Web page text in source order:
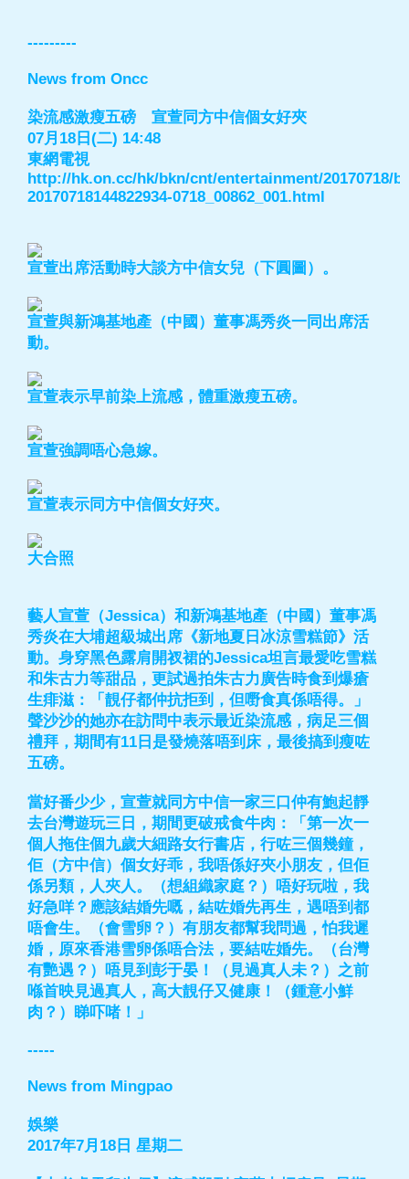
---------
News from Oncc
染流感激瘦五磅 宣萱同方中信個女好夾
07月18日(二) 14:48
東網電視
http://hk.on.cc/hk/bkn/cnt/entertainment/20170718/
20170718144822934-0718_00862_001.html
宣萱出席活動時大談方中信女兒（下圓圖）。
宣萱與新鴻基地產（中國）董事馮秀炎一同出席活
動。
宣萱表示早前染上流感，體重激瘦五磅。
宣萱強調唔心急嫁。
宣萱表示同方中信個女好夾。
大合照
藝人宣萱（Jessica）和新鴻基地產（中國）董事馮
秀炎在大埔超級城出席《新地夏日冰涼雪糕節》活
動。身穿黑色露肩開衩裙的Jessica坦言最愛吃雪糕
和朱古力等甜品，更試過拍朱古力廣告時食到爆瘡
生痱滋：「靚仔都仲抗拒到，但嘢食真係唔得。」
聲沙沙的她亦在訪問中表示最近染流感，病足三個
禮拜，期間有11日是發燒落唔到床，最後搞到瘦咗
五磅。
當好番少少，宣萱就同方中信一家三口仲有鮑起靜
去台灣遊玩三日，期間更破戒食牛肉：「第一次一
個人拖住個九歲大細路女行書店，行咗三個幾鐘，
佢（方中信）個女好乖，我唔係好夾小朋友，但佢
係另類，人夾人。（想組織家庭？）唔好玩啦，我
好急咩？應該結婚先嘅，結咗婚先再生，遇唔到都
唔會生。（會雪卵？）有朋友都幫我問過，怕我遲
婚，原來香港雪卵係唔合法，要結咗婚先。（台灣
有艷遇？）唔見到彭于晏！（見過真人未？）之前
喺首映見過真人，高大靚仔又健康！（鍾意小鮮
肉？）睇吓啫！」
-----
News from Mingpao
娛樂
2017年7月18日 星期二